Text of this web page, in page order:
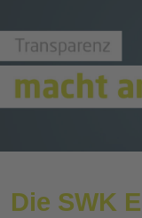
Die SWK